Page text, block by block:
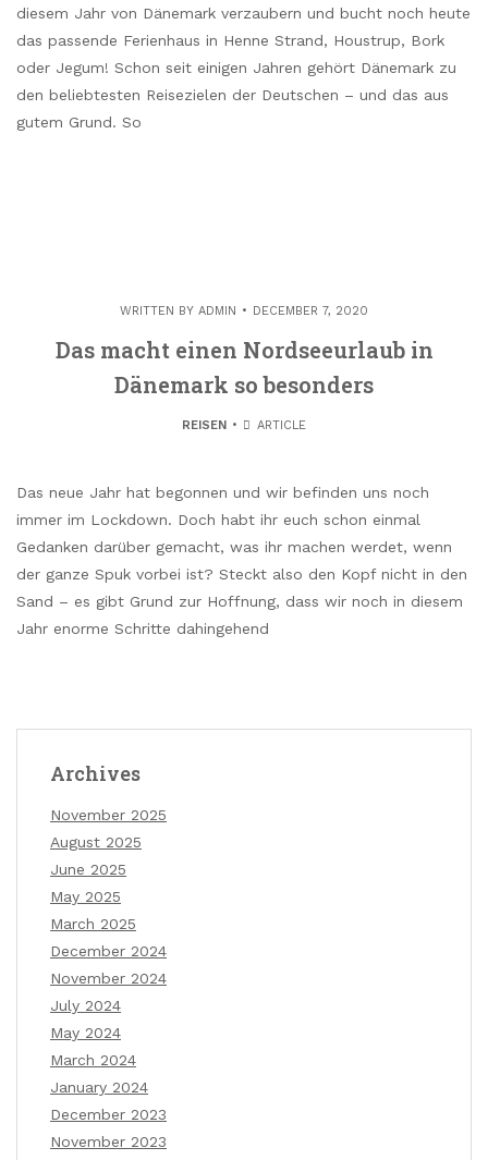
diesem Jahr von Dänemark verzaubern und bucht noch heute
das passende Ferienhaus in Henne Strand, Houstrup, Bork
oder Jegum! Schon seit einigen Jahren gehört Dänemark zu
den beliebtesten Reisezielen der Deutschen – und das aus
gutem Grund. So
WRITTEN BY ADMIN DECEMBER 7, 2020
Das macht einen Nordseeurlaub in
Dänemark so besonders
REISEN ARTICLE
Das neue Jahr hat begonnen und wir befinden uns noch
immer im Lockdown. Doch habt ihr euch schon einmal
Gedanken darüber gemacht, was ihr machen werdet, wenn
der ganze Spuk vorbei ist? Steckt also den Kopf nicht in den
Sand – es gibt Grund zur Hoffnung, dass wir noch in diesem
Jahr enorme Schritte dahingehend
Archives
November 2025
August 2025
June 2025
May 2025
March 2025
December 2024
November 2024
July 2024
May 2024
March 2024
January 2024
December 2023
November 2023